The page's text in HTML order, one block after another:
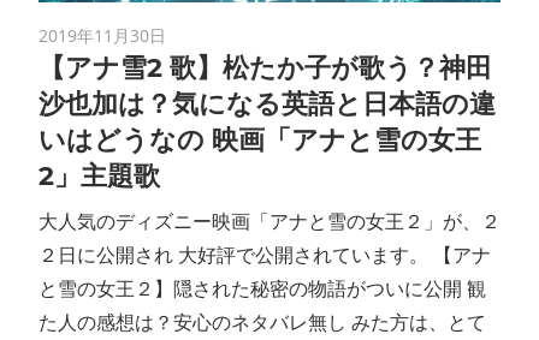
2019年11月30日
【アナ雪2 歌】松たか子が歌う？神田
沙也加は？気になる英語と日本語の違
いはどうなの 映画「アナと雪の女王
2」主題歌
大人気のディズニー映画「アナと雪の女王２」が、２
２日に公開され 大好評で公開されています。 【アナ
と雪の女王２】隠された秘密の物語がついに公開 観
た人の感想は？安心のネタバレ無し みた方は、とて